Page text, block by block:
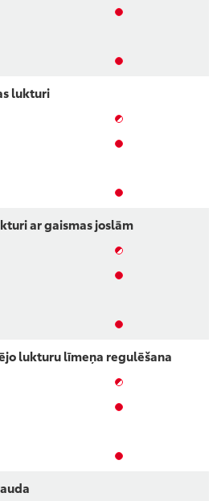
lukturi
ar gaismas joslām
lukturu līmeņa regulēšana